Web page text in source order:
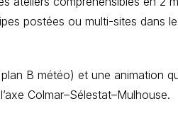
postées ou multi-sites dans le
B météo) et une animation
Colmar–Sélestat–Mulhouse.